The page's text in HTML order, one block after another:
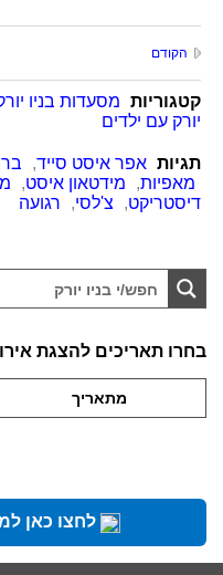
הקודם
קטגוריות מסעדות בניו
יורק עם ילדים
תגיות אפר איסט סייד,
מאפיות, מידטאון איסט,
דיסטריקט, צ'לסי, רגועה
בחרו תאריכים להצגת
לחצו כאן